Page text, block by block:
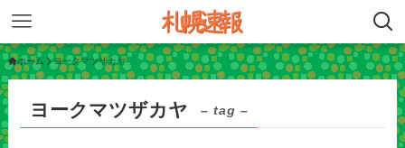
ホーム ヨークマツザカヤ
ヨークマツザカヤ – tag –